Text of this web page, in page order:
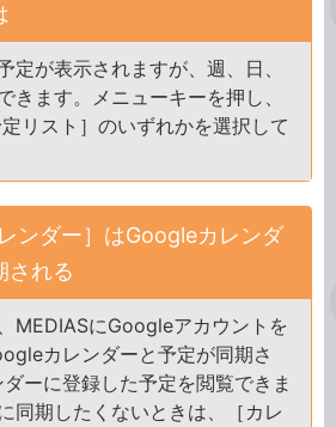
定が表示されますが、週、日、
きます。メニューキーを押し、
定リスト］のいずれかを選択して
レンダー］はGoogleカレンダ
される
MEDIASにGoogleアカウントを
カレンダーと予定が同期さ
ーに登録した予定を閲覧できま
同期したくないときは、［カレ